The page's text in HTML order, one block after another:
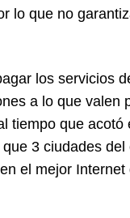
lo que no
los servicios
a lo que valen
tiempo que acotó
que 3 ciudades del
el mejor Internet